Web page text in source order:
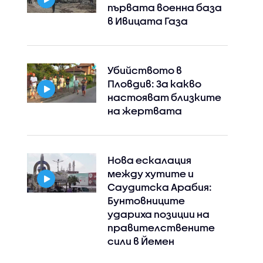
първата военна база
в Ивицата Газа
Убийството в
Пловдив: За какво
настояват близките
на жертвата
Нова ескалация
между хутите и
Саудитска Арабия:
Бунтовниците
удариха позиции на
правителствените
сили в Йемен